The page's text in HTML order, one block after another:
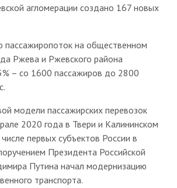
агломерации создано 167 новых
пассажиропоток на общественном
Ржева и Ржевского района
– со 1600 пассажиров до 2800
модели пассажирских перевозок
2020 года в Твери и Калининском
первых субъектов России в
Президента Российской
Путина начал модернизацию
транспорта.